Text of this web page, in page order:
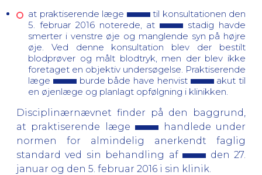
at praktiserende læge
til konsultationen den
5. februar 2016 noterede, at
stadig havde
smerter i venstre øje og manglende syn på højre
øje. Ved denne konsultation blev der bestilt
blodprøver og målt blodtryk, men der blev ikke
foretaget en objektiv undersøgelse. Praktiserende
læge
burde både have henvist
akut til
en øjenlæge og planlagt opfølgning i klinikken.
Disciplinærnævnet finder på den baggrund,
at praktiserende læge
handlede under
normen for almindelig anerkendt faglig
standard ved sin behandling af
den 27.
januar og den 5. februar 2016 i sin klinik.